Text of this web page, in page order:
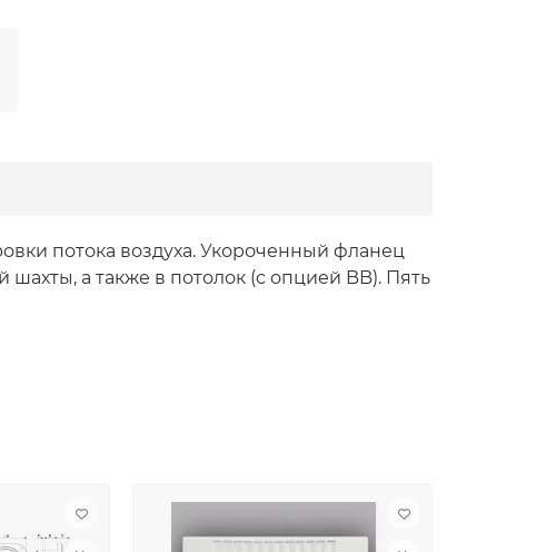
потока воздуха. Укороченный фланец
а также в потолок (c опцией BB). Пять